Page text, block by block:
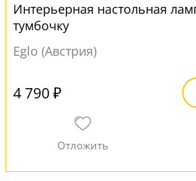
Интерьерная настольная
тумбочку
Eglo (Австрия)
4 790 ₽